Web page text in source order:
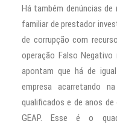
Há também denúncias
familiar de prestador
de corrupção com
operação Falso Negativo
apontam que há de
empresa acarretando
qualificados e de anos
GEAP. Esse é o